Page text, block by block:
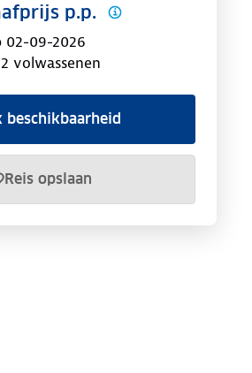
p.p.
02-09-2026
volwassenen
beschikbaarheid
Reis opslaan